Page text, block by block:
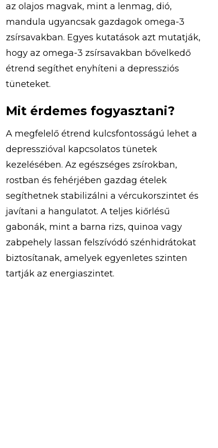
az olajos magvak, mint a lenmag, dió,
mandula ugyancsak gazdagok omega-3
zsírsavakban. Egyes kutatások azt mutatják,
hogy az omega-3 zsírsavakban bővelkedő
étrend segíthet enyhíteni a depressziós
tüneteket.
Mit érdemes fogyasztani?
A megfelelő étrend kulcsfontosságú lehet a
depresszióval kapcsolatos tünetek
kezelésében. Az egészséges zsírokban,
rostban és fehérjében gazdag ételek
segíthetnek stabilizálni a vércukorszintet és
javítani a hangulatot. A teljes kiőrlésű
gabonák, mint a barna rizs, quinoa vagy
zabpehely lassan felszívódó szénhidrátokat
biztosítanak, amelyek egyenletes szinten
tartják az energiaszintet.